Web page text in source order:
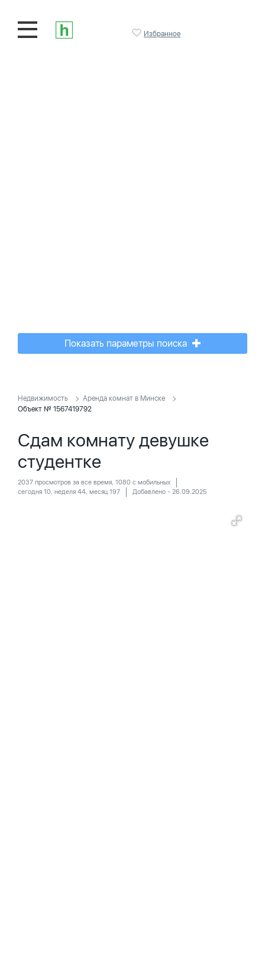
Избранное
Показать параметры поиска
Недвижимость
Аренда комнат в Минске
Объект № 1567419792
Сдам комнату девушке
студентке
2037 просмотров за все время, 1080 с мобильных
сегодня 10, неделя 44, месяц 197
Добавлено - 26.09.2025